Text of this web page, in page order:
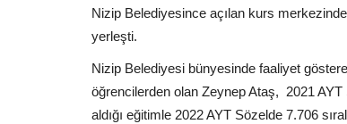
Nizip Belediyesince açılan kurs
yerleşti.
Nizip Belediyesi bünyesinde faaliyet
öğrencilerden olan Zeynep Ataş, 2021 AYT
aldığı eğitimle 2022 AYT Sözelde 7.706